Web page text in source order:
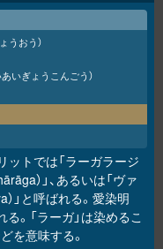
うおう）
いぎょうこんごう）
ットでは「ラーガラージ
）」、あるいは「ヴァ
」と呼ばれる。愛染明
る。「ラーガ」は染めるこ
を意味する。